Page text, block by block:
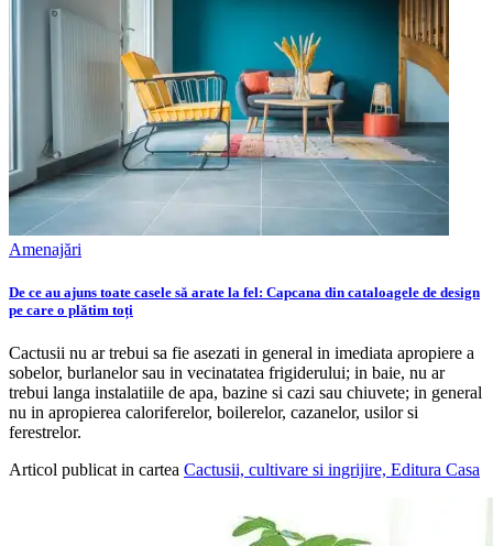
Amenajări
De ce au ajuns toate casele să arate la fel: Capcana din cataloagele de design
pe care o plătim toți
Cactusii nu ar trebui sa fie asezati in general in imediata apropiere a
sobelor, burlanelor sau in vecinatatea frigiderului; in baie, nu ar
trebui langa instalatiile de apa, bazine si cazi sau chiuvete; in general
nu in apropierea caloriferelor, boilerelor, cazanelor, usilor si
ferestrelor.
Articol publicat in cartea Cactusii, cultivare si ingrijire, Editura Casa